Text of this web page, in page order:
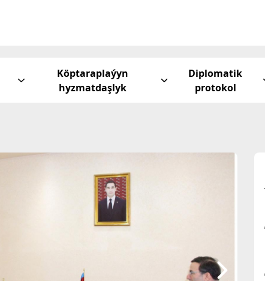
Köptaraplaýyn
hyzmatdaşlyk
Diplomatik
protokol